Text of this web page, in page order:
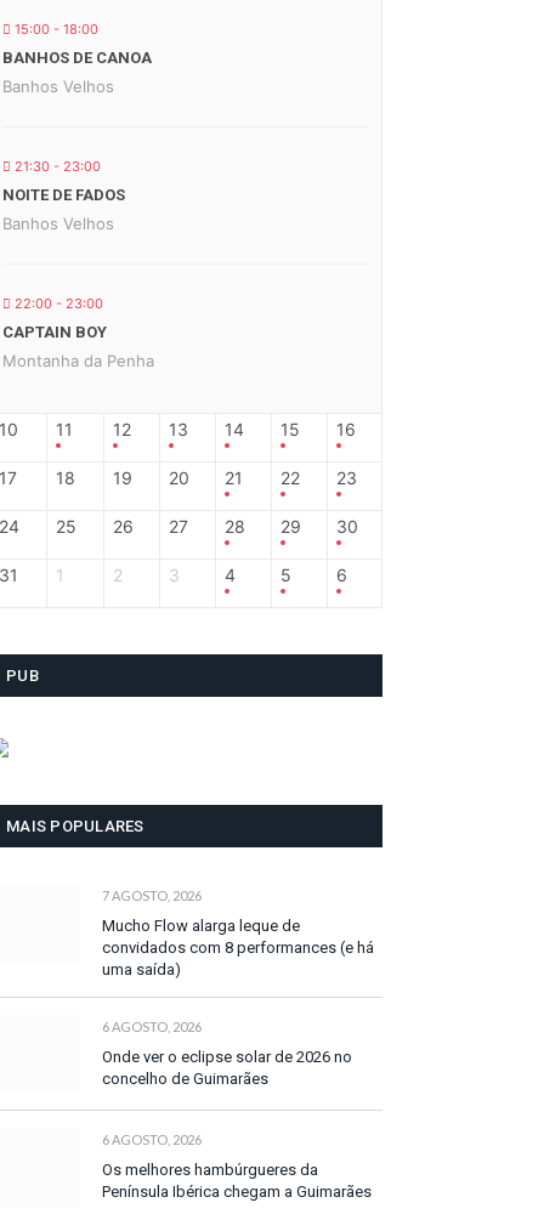
15:00 - 18:00
BANHOS DE CANOA
Banhos Velhos
21:30 - 23:00
NOITE DE FADOS
Banhos Velhos
22:00 - 23:00
CAPTAIN BOY
Montanha da Penha
10 11 12 13 14 15 16
17 18 19 20 21 22 23
24 25 26 27 28 29 30
31 1 2 3 4 5 6
PUB
MAIS POPULARES
7 AGOSTO, 2026
Mucho Flow alarga leque de
convidados com 8 performances (e há
uma saída)
6 AGOSTO, 2026
Onde ver o eclipse solar de 2026 no
concelho de Guimarães
6 AGOSTO, 2026
Os melhores hambúrgueres da
Península Ibérica chegam a Guimarães